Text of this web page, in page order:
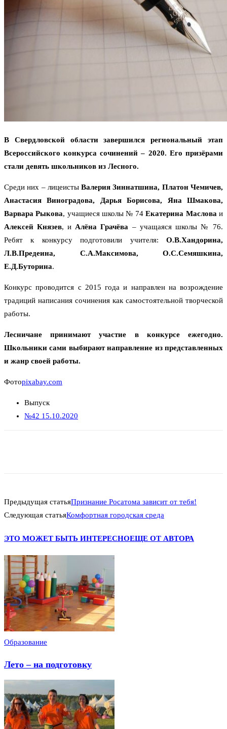
В Свердловской области завершился региональный этап
Всероссийского конкурса сочинений – 2020. Его призёрами
стали девять школьников из Лесного.
Среди них – лицеистыВалерия Зиннатшина, Платон Чемичев,
Анастасия Виноградова, Дарья Борисова, Яна Шмакова,
Варвара Рыкова, учащиеся школы № 74Екатерина Масловаи
Алексей Князев, иАлёна Грачёва – учащаяся школы № 76.
Ребят к конкурсу подготовили учителя: О.В.Хандорина,
Л.В.Предеина, С.А.Максимова, О.С.Семяшкина,
Е.Д.Буторина.
Конкурс проводится с 2015 года и направлен на возрождение
традиций написания сочинения как самостоятельной творческой
работы.
Лесничане принимают участие в конкурсе ежегодно.
Школьники сами выбирают направление из представленных
и жанр своей работы.
Фотоpixabay.com
Выпуск
№42 15.10.2020
Предыдущая статьяПризнание Росатома зависит от тебя!
Следующая статьяКомфортная городская среда
ЭТО МОЖЕТ БЫТЬ ИНТЕРЕСНОЕЩЕ ОТ АВТОРА
Образование
Лето – на подготовку